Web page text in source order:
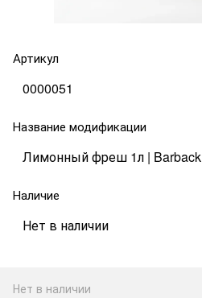
Артикул
0000051
Название модификации
Лимонный фреш 1л | Barback
Наличие
Нет в наличии
Нет в наличии